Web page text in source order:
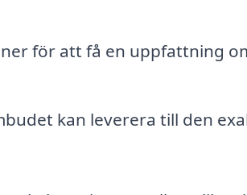
för att få en uppfattning
kan leverera till den